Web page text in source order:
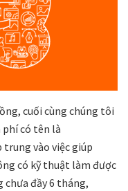
cuối cùng chúng tôi
có tên là
trung vào việc giúp
có kỹ thuật làm được
chưa đầy 6 tháng,